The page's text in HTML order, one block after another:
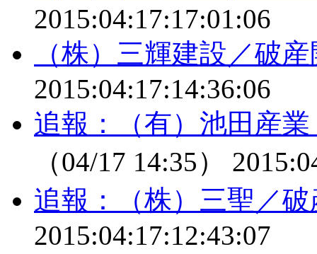
2015:04:17:17:01:06
（株）三輝建設／破
2015:04:17:14:36:06
追報：（有）池田産
（04/17 14:35）
追報：（株）三聖／
2015:04:17:12:43:07